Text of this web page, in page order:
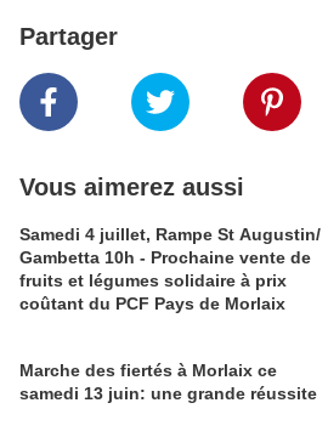
Partager
Vous aimerez aussi
Samedi 4 juillet, Rampe St Augustin/
Gambetta 10h - Prochaine vente de
fruits et légumes solidaire à prix
coûtant du PCF Pays de Morlaix
Marche des fiertés à Morlaix ce
samedi 13 juin: une grande réussite